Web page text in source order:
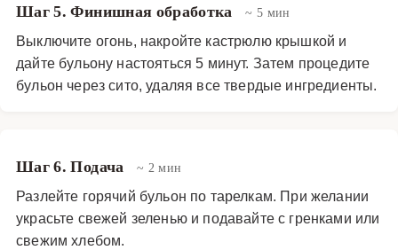
Шаг 5. Финишная обработка ~ 5 мин
Выключите огонь, накройте кастрюлю крышкой и
дайте бульону настояться 5 минут. Затем процедите
бульон через сито, удаляя все твердые ингредиенты.
Шаг 6. Подача ~ 2 мин
Разлейте горячий бульон по тарелкам. При желании
украсьте свежей зеленью и подавайте с гренками или
свежим хлебом.